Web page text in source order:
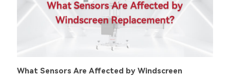
What Sensors Are Affected by Windscreen